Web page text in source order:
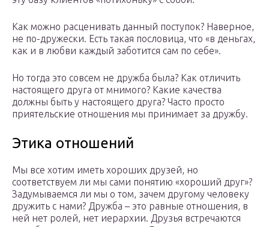
Как можно расценивать данный поступок? Наверное,
не по-дружески. Есть такая пословица, что «в деньгах,
как и в любви каждый заботится сам по себе».
Но тогда это совсем не дружба была? Как отличить
настоящего друга от мнимого? Какие качества
должны быть у настоящего друга? Часто просто
приятельские отношения мы принимает за дружбу.
Этика отношений
Мы все хотим иметь хороших друзей, но
соответствуем ли мы сами понятию «хороший друг»?
Задумываемся ли мы о том, зачем другому человеку
дружить с нами? Дружба – это равные отношения, в
ней нет ролей, нет иерархии. Друзья встречаются